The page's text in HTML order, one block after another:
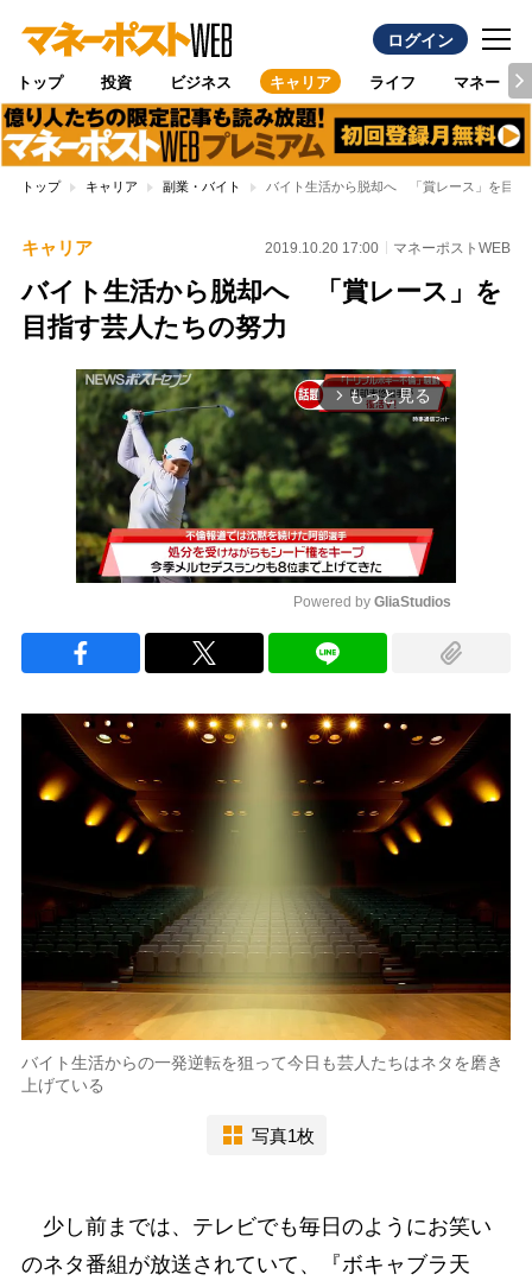
ログイン
トップ 投資 ビジネス キャリア ライフ マネー
トップ キャリア 副業・バイト バイト生活から脱却へ 「賞レース」を目指
キャリア 2019.10.20 17:00 マネーポストWEB
バイト生活から脱却へ 「賞レース」を
目指す芸人たちの努力
arrow_forward_ios もっと見る
Powered by GliaStudios
バイト生活からの一発逆転を狙って今日も芸人たちはネタを磨き
上げている
写真1枚
少し前までは、テレビでも毎日のようにお笑い
のネタ番組が放送されていて、『ボキャブラ天